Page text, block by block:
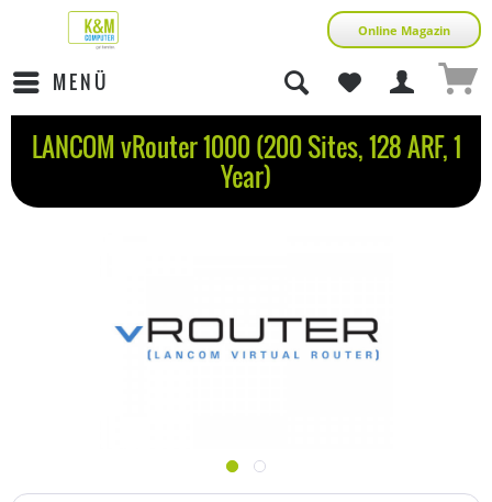
Online Magazin
MENÜ
LANCOM vRouter 1000 (200 Sites, 128 ARF, 1
Year)